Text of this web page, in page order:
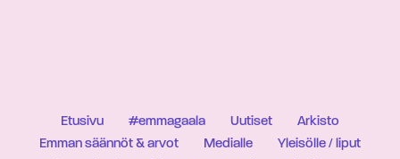
Etusivu #emmagaala Uutiset
Arkisto
Emman säännöt & arvot
Medialle
Yleisölle / liput